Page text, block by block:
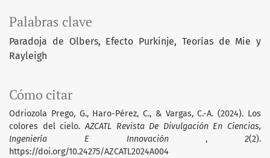
Palabras clave
Paradoja de Olbers Efecto Purkinje
Teorías de Mie y
Rayleigh
Cómo citar
Odriozola Prego, G., Haro-Pérez, C., & Vargas, C.-A. (2024). Los
colores del cielo.AZCATL Revista De Divulgación En Ciencias,
Ingeniería E Innovación, 2(2).
https://doi.org/10.24275/AZCATL2024A004